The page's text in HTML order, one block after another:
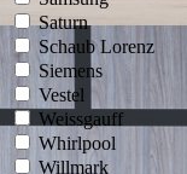
Saturn
Schaub Lorenz
Siemens
Vestel
Weissgauff
Whirlpool
Willmark